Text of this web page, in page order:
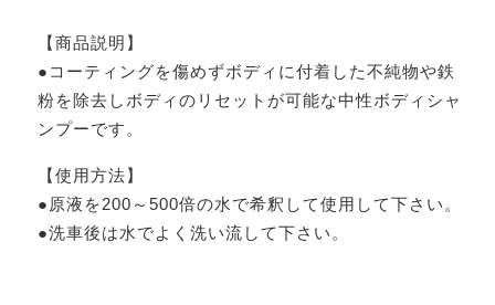
【商品説明】
●コーティングを傷めずボディに付着した不純物や鉄
粉を除去しボディのリセットが可能な中性ボディシャ
ンプーです。
【使用方法】
●原液を200～500倍の水で希釈して使用して下さい。
●洗車後は水でよく洗い流して下さい。